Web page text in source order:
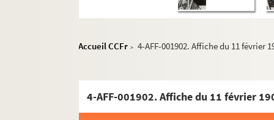
Accueil CCFr > 4-AFF-001902. Affiche du 11 février
4-AFF-001902. Affiche du 11 février
Année 1897
Année 1898